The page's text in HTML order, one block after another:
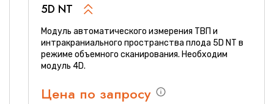
5D NT
Модуль автоматического измерения ТВП и
интракраниального пространства плода 5D NT в
режиме объемного сканирования. Необходим
модуль 4D.
Цена по запросу